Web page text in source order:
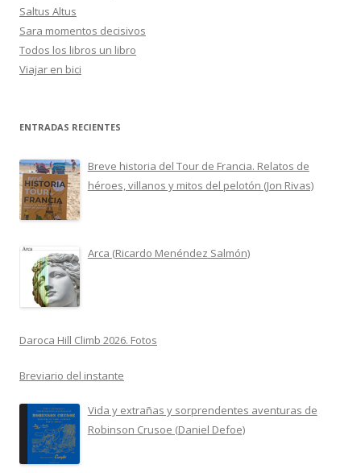
Saltus Altus
Sara momentos decisivos
Todos los libros un libro
Viajar en bici
ENTRADAS RECIENTES
Breve historia del Tour de Francia. Relatos de
héroes, villanos y mitos del pelotón (Jon Rivas)
Arca (Ricardo Menéndez Salmón)
Daroca Hill Climb 2026. Fotos
Breviario del instante
Vida y extrañas y sorprendentes aventuras de
Robinson Crusoe (Daniel Defoe)